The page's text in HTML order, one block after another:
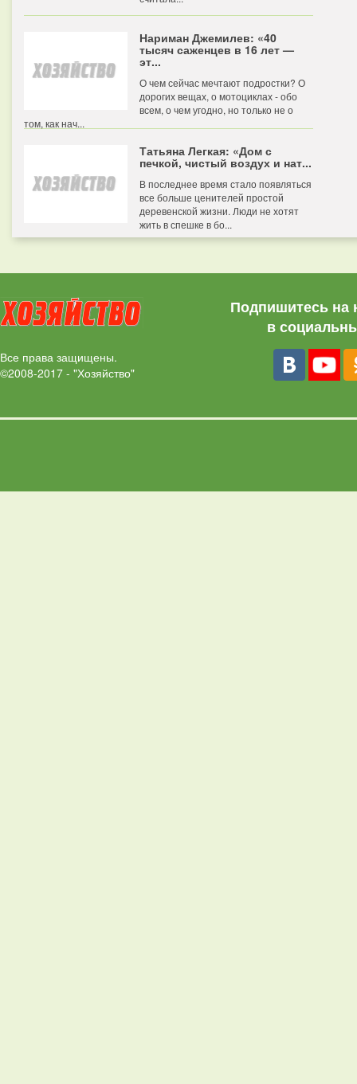
Нариман Джемилев: «40
тысяч саженцев в 16 лет —
эт...
О чем сейчас мечтают подростки? О
дорогих вещах, о мотоциклах - обо
всем, о чем угодно, но только не о
том, как нач...
Татьяна Легкая: «Дом с
печкой, чистый воздух и нат...
В последнее время стало появляться
все больше ценителей простой
деревенской жизни. Люди не хотят
жить в спешке в бо...
Все права защищены.
©2008-2017 - "Хозяйство"
Подпишитесь на
в